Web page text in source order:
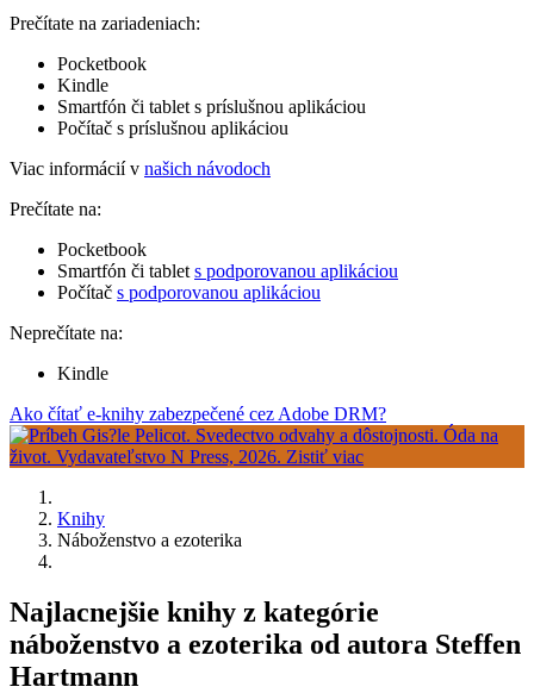
Prečítate na zariadeniach:
Pocketbook
Kindle
Smartfón či tablet s príslušnou aplikáciou
Počítač s príslušnou aplikáciou
Viac informácií v našich návodoch
Prečítate na:
Pocketbook
Smartfón či tablet s podporovanou aplikáciou
Počítač s podporovanou aplikáciou
Neprečítate na:
Kindle
Ako čítať e-knihy zabezpečené cez Adobe DRM?
Knihy
Náboženstvo a ezoterika
Najlacnejšie knihy z kategórie
náboženstvo a ezoterika od autora Steffen
Hartmann